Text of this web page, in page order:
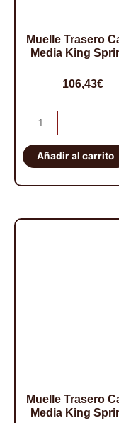
Muelle Trasero
Media King
106,43€
Muelle
Trasero
Carga
Media
King
Añadir al carrito
Muelle Trasero
Media King